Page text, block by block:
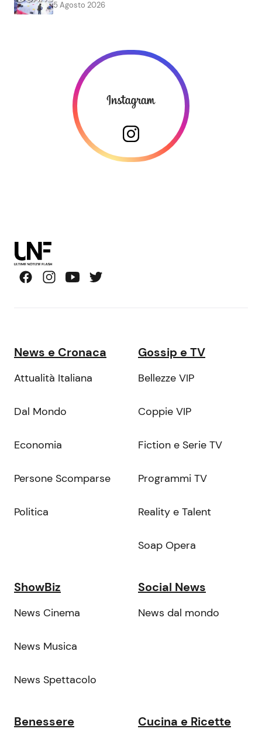
5 Agosto 2026
News e Cronaca
Attualità Italiana
Dal Mondo
Economia
Persone Scomparse
Politica
Gossip e TV
Bellezze VIP
Coppie VIP
Fiction e Serie TV
Programmi TV
Reality e Talent
Soap Opera
ShowBiz
News Cinema
News Musica
News Spettacolo
Social News
News dal mondo
Benessere Cucina e Ricette